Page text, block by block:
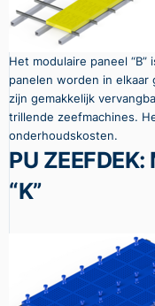
Het modulaire paneel
panelen worden in elkaar
zijn gemakkelijk
trillende zeefmachines.
onderhoudskosten.
PU ZEEFDEK:
“K”